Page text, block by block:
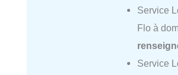
Service
Flo à
Service